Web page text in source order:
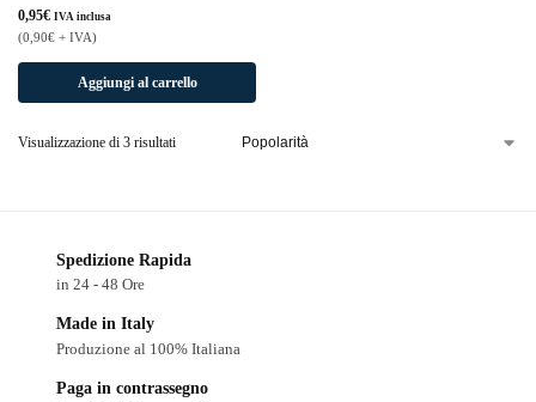
0,95€ IVA inclusa
(0,90€ + IVA)
Aggiungi al carrello
Visualizzazione di 3 risultati
Spedizione Rapida
in 24 - 48 Ore
Made in Italy
Produzione al 100% Italiana
Paga in contrassegno